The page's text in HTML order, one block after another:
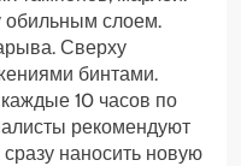
обильным слоем.
Сверху
бинтами.
10 часов по
рекомендуют
наносить новую